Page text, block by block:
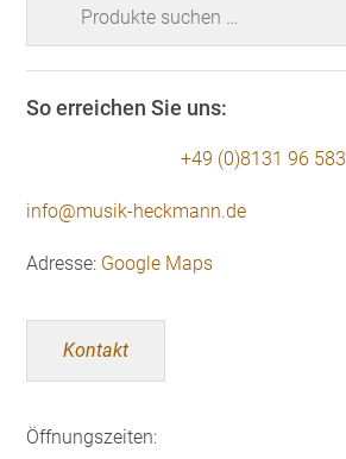
So erreichen Sie uns:
+49 (0)8131 96 583
info@musik-heckmann.de
Adresse: Google Maps
Kontakt
Öffnungszeiten: